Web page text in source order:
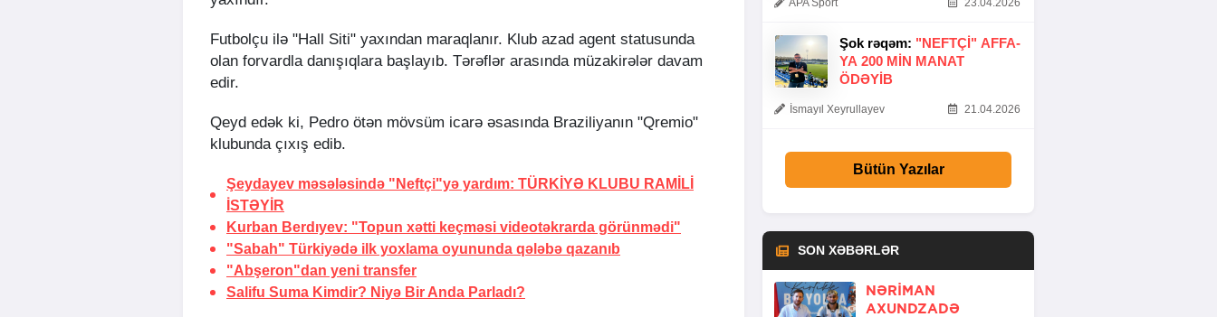
Futbolçu ilə "Hall Siti" yaxından maraqlanır. Klub azad agent statusunda
olan forvardla danışıqlara başlayıb. Tərəflər arasında müzakirələr davam
edir.
Qeyd edək ki, Pedro ötən mövsüm icarə əsasında Braziliyanın "Qremio"
klubunda çıxış edib.
Şeydayev məsələsində "Neftçi"yə yardım: TÜRKİYƏ KLUBU RAMİLİ
İSTƏYİR
Kurban Berdıyev: "Topun xətti keçməsi videotəkrarda görünmədi"
"Sabah" Türkiyədə ilk yoxlama oyununda qələbə qazanıb
"Abşeron"dan yeni transfer
Salifu Suma Kimdir? Niyə Bir Anda Parladı?
APA Sport 23.04.2026
Şok rəqəm: "NEFTÇI" AFFA-
YA 200 MIN MANAT
ÖDƏYIB
İsmayıl Xeyrullayev 21.04.2026
Bütün Yazılar
SON XƏBƏRLƏR
NƏRIMAN
AXUNDZADƏ